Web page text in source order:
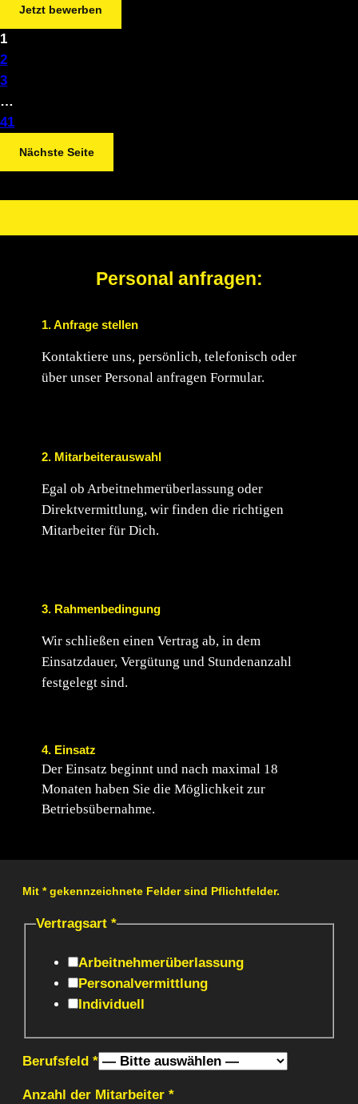
Jetzt bewerben
1
2
3
…
41
Nächste Seite
Personal anfragen:
1.Anfrage stellen
Kontaktiere uns, persönlich, telefonisch oder
über unser Personal anfragen Formular.
2.Mitarbeiterauswahl
Egal ob Arbeitnehmerüberlassung oder
Direktvermittlung, wir finden die richtigen
Mitarbeiter für Dich.
3.Rahmenbedingung
Wir schließen einen Vertrag ab, in dem
Einsatzdauer, Vergütung und Stundenanzahl
festgelegt sind.
4.Einsatz
Der Einsatz beginnt und nach maximal 18
Monaten haben Sie die Möglichkeit zur
Betriebsübernahme.
Vertragsart *
Arbeitnehmerüberlassung
Personalvermittlung
Individuell
Berufsfeld *
Anzahl der Mitarbeiter *